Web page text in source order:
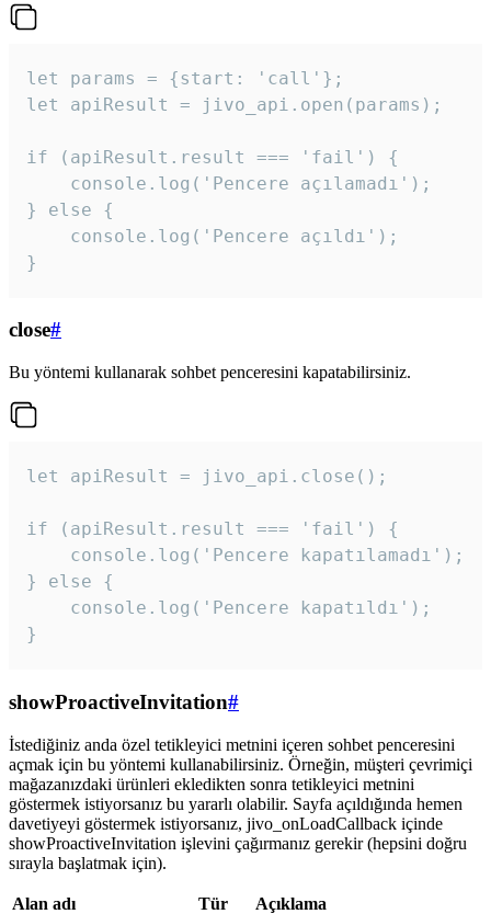
let params = {start: 'call'};
let apiResult = jivo_api.open(params);
if (apiResult.result === 'fail') {
    console.log('Pencere açılamadı');
} else {
    console.log('Pencere açıldı');
}
close#
Bu yöntemi kullanarak sohbet penceresini kapatabilirsiniz.
let apiResult = jivo_api.close();
if (apiResult.result === 'fail') {
    console.log('Pencere kapatılamadı');
} else {
    console.log('Pencere kapatıldı');
}
showProactiveInvitation#
İstediğiniz anda özel tetikleyici metnini içeren sohbet penceresini
açmak için bu yöntemi kullanabilirsiniz. Örneğin, müşteri çevrimiçi
mağazanızdaki ürünleri ekledikten sonra tetikleyici metnini
göstermek istiyorsanız bu yararlı olabilir. Sayfa açıldığında hemen
davetiyeyi göstermek istiyorsanız, jivo_onLoadCallback içinde
showProactiveInvitation işlevini çağırmanız gerekir (hepsini doğru
sırayla başlatmak için).
Alan adı Tür Açıklama